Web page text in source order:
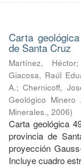
Carta
de Santa Cruz
Martínez, Héctor
Giacosa, Raúl
A.;Chernicoff,
Geológico
Minerales., 2006)
Carta geológica
provincia de
proyección
Incluye cuadro